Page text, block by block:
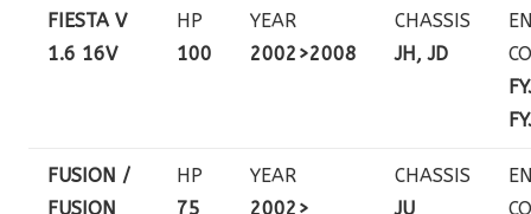
FIESTA V
1.6 16V
HP
100
YEAR
2002>2008
CHASSIS
JH, JD
FUSION /
FUSION
HP
75
YEAR
2002>
CHASSIS
JU